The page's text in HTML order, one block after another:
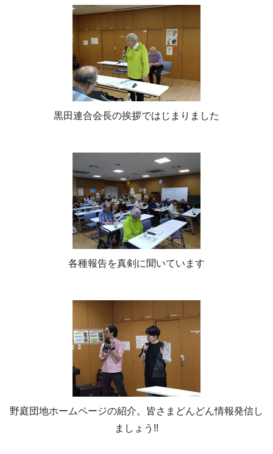
黒田連合会長の挨拶ではじまりました
各種報告を真剣に聞いています
野庭団地ホームページの紹介。皆さまどんどん情報発信し
ましょう!!